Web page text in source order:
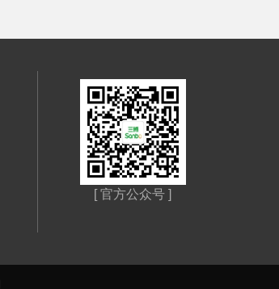
[ 官方公众号 ]